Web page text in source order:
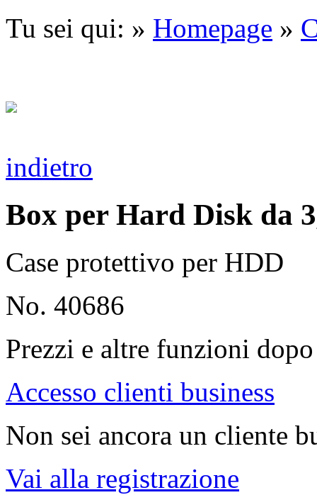
Tu sei qui: » Homepage »
indietro
Box per Hard Disk da
Case protettivo per HDD
No. 40686
Prezzi e altre funzioni
Accesso clienti business
Non sei ancora un cliente
Vai alla registrazione